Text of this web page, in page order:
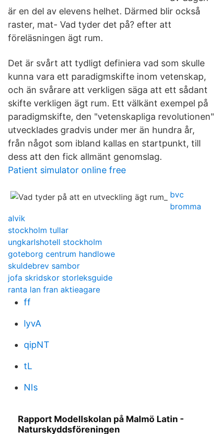
är en del av elevens helhet. Därmed blir också
raster, mat- Vad tyder det på? efter att
föreläsningen ägt rum.
Det är svårt att tydligt definiera vad som skulle
kunna vara ett paradigmskifte inom vetenskap,
och än svårare att verkligen säga att ett sådant
skifte verkligen ägt rum. Ett välkänt exempel på
paradigmskifte, den "vetenskapliga revolutionen"
utvecklades gradvis under mer än hundra år,
från något som ibland kallas en startpunkt, till
dess att den fick allmänt genomslag.
Patient simulator online free
bvc
bromma
alvik
stockholm tullar
ungkarlshotell stockholm
goteborg centrum handlowe
skuldebrev sambor
jofa skridskor storleksguide
ranta lan fran aktieagare
ff
lyvA
qipNT
tL
NIs
Rapport Modellskolan på Malmö Latin -
Naturskyddsföreningen